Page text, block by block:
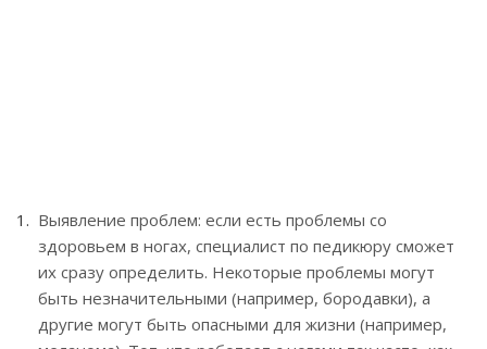
Выявление проблем: если есть проблемы со
здоровьем в ногах, специалист по педикюру сможет
их сразу определить. Некоторые проблемы могут
быть незначительными (например, бородавки), а
другие могут быть опасными для жизни (например,